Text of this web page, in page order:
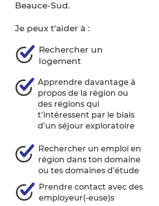
Beauce-Sud.
Je peux t'aider à :
Rechercher un
logement
Apprendre davantage à
propos de la région ou
des régions qui
t’intéressent par le biais
d’un séjour exploratoire
Rechercher un emploi en
région dans ton domaine
ou tes domaines d’étude
Prendre contact avec des
employeur(-euse)s